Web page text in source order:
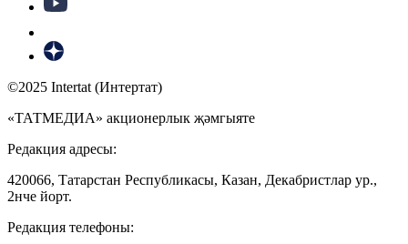
©2025 Intertat (Интертат)
«ТАТМЕДИА» акционерлык җәмгыяте
Редакция адресы:
420066, Татарстан Республикасы, Казан, Декабристлар ур.,
2нче йорт.
Редакция телефоны: